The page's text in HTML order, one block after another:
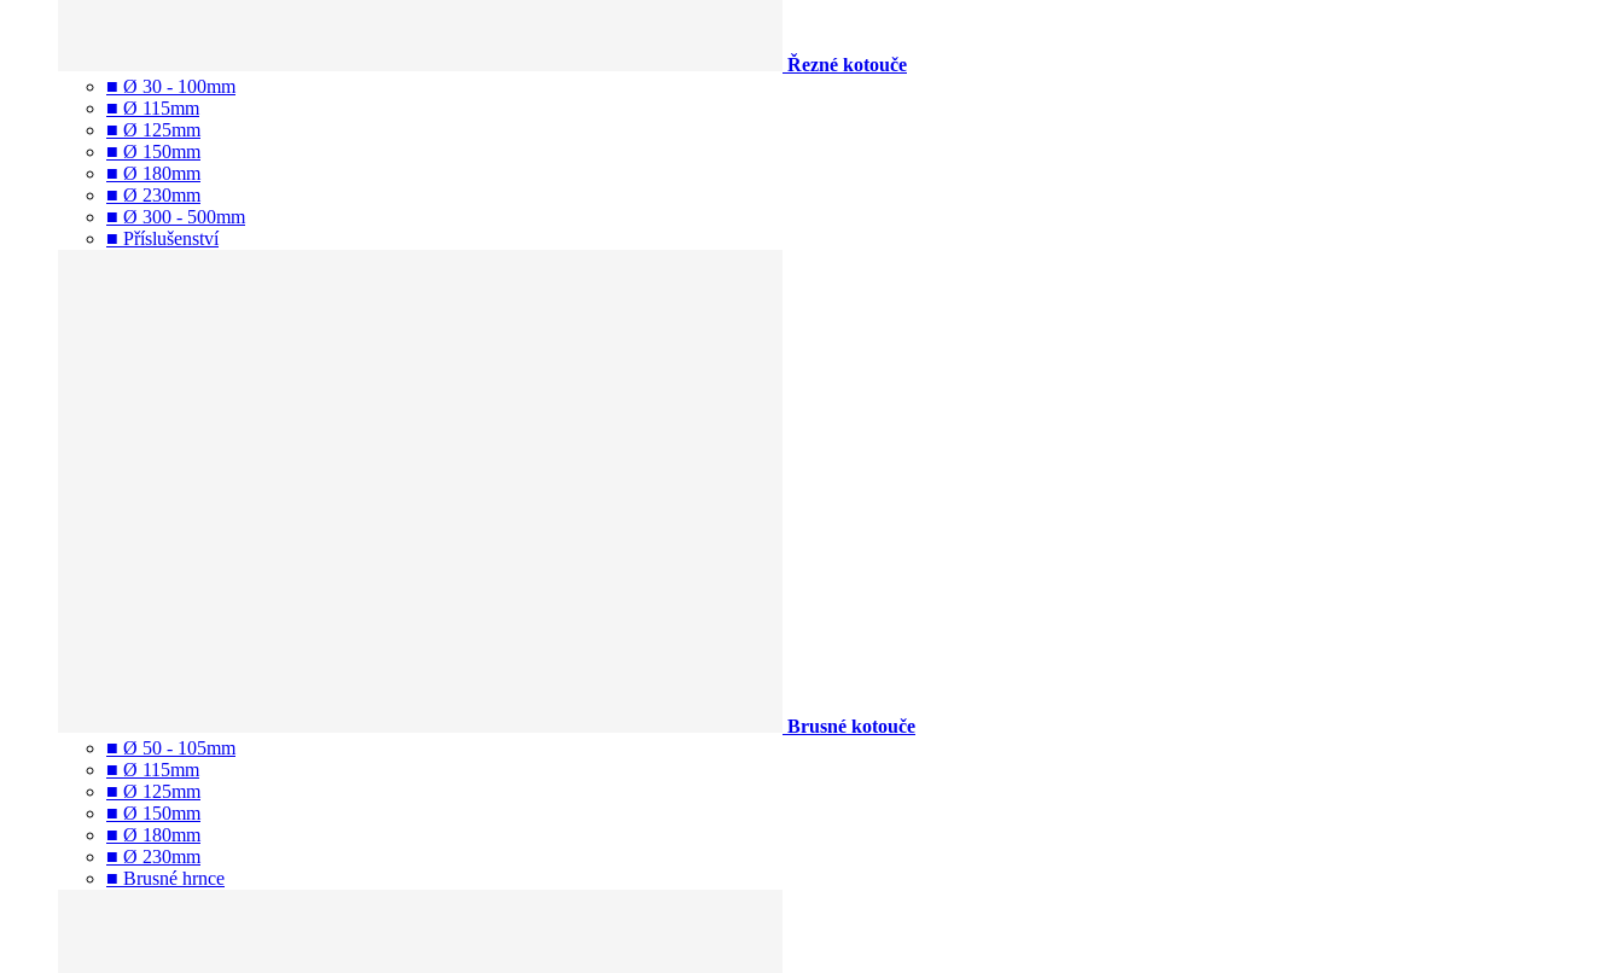
Řezné kotouče
■ Ø 30 - 100mm
■ Ø 115mm
■ Ø 125mm
■ Ø 150mm
■ Ø 180mm
■ Ø 230mm
■ Ø 300 - 500mm
■ Příslušenství
Brusné kotouče
■ Ø 50 - 105mm
■ Ø 115mm
■ Ø 125mm
■ Ø 150mm
■ Ø 180mm
■ Ø 230mm
■ Brusné hrnce